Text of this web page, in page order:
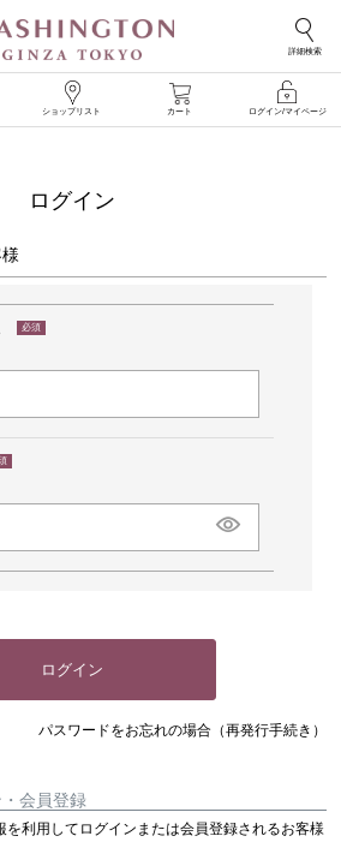
詳細検索
ショップリスト カート ログイン/マイページ
ログイン
ログイン
パスワードをお忘れの場合（再発行手続き）
会員登録
利用してログインまたは会員登録されるお客様